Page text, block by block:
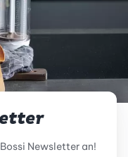
Newsletter an!